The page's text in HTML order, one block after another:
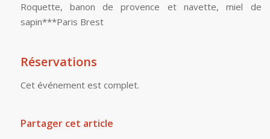
Roquette, banon de provence et navette, miel de
sapin***Paris Brest
Réservations
Cet événement est complet.
Partager cet article